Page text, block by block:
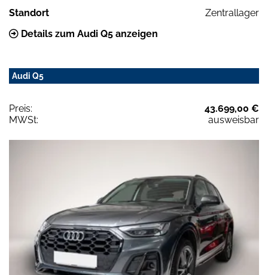
Standort
Zentrallager
Details zum Audi Q5 anzeigen
Audi Q5
Preis:
43.699,00 €
MWSt:
ausweisbar